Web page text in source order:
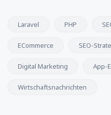
Laravel PHP
ECommerce SEO-
Digital Marketing App-
Wirtschaftsnachrichten